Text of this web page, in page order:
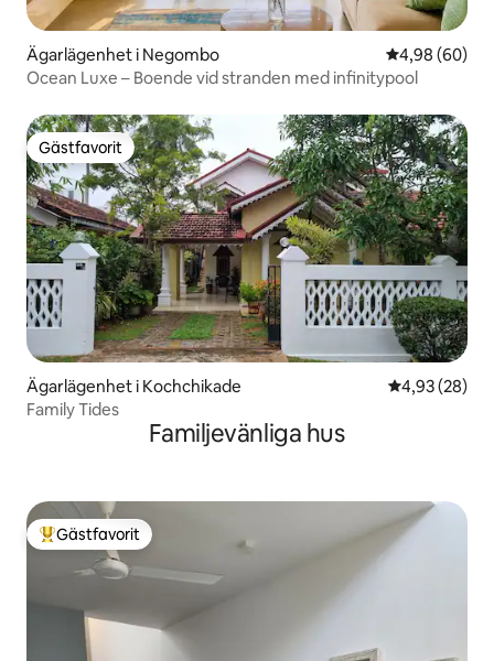
Ägarlägenhet i Negombo 4,98 av 5 i
4,98 (60)
Ocean Luxe – Boende vid stranden med infinitypool
Gästfavorit
Gästfavorit
Ägarlägenhet i Kochchikade 4,93 av 5 i
4,93 (28)
Family Tides
Familjevänliga hus
Populär gästfavorit
Gästfavorit